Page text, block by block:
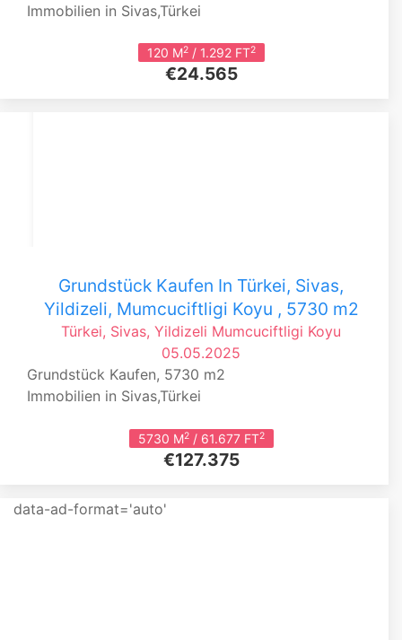
Immobilien in Sivas,Türkei
120 M2/ 1.292 FT2
€24.565
Grundstück Kaufen In Türkei, Sivas,
Yildizeli, Mumcuciftligi Koyu , 5730 m2
Türkei, Sivas, Yildizeli Mumcuciftligi Koyu
05.05.2025
Grundstück Kaufen, 5730 m2
Immobilien in Sivas,Türkei
5730 M2/ 61.677 FT2
€127.375
data-ad-format='auto'